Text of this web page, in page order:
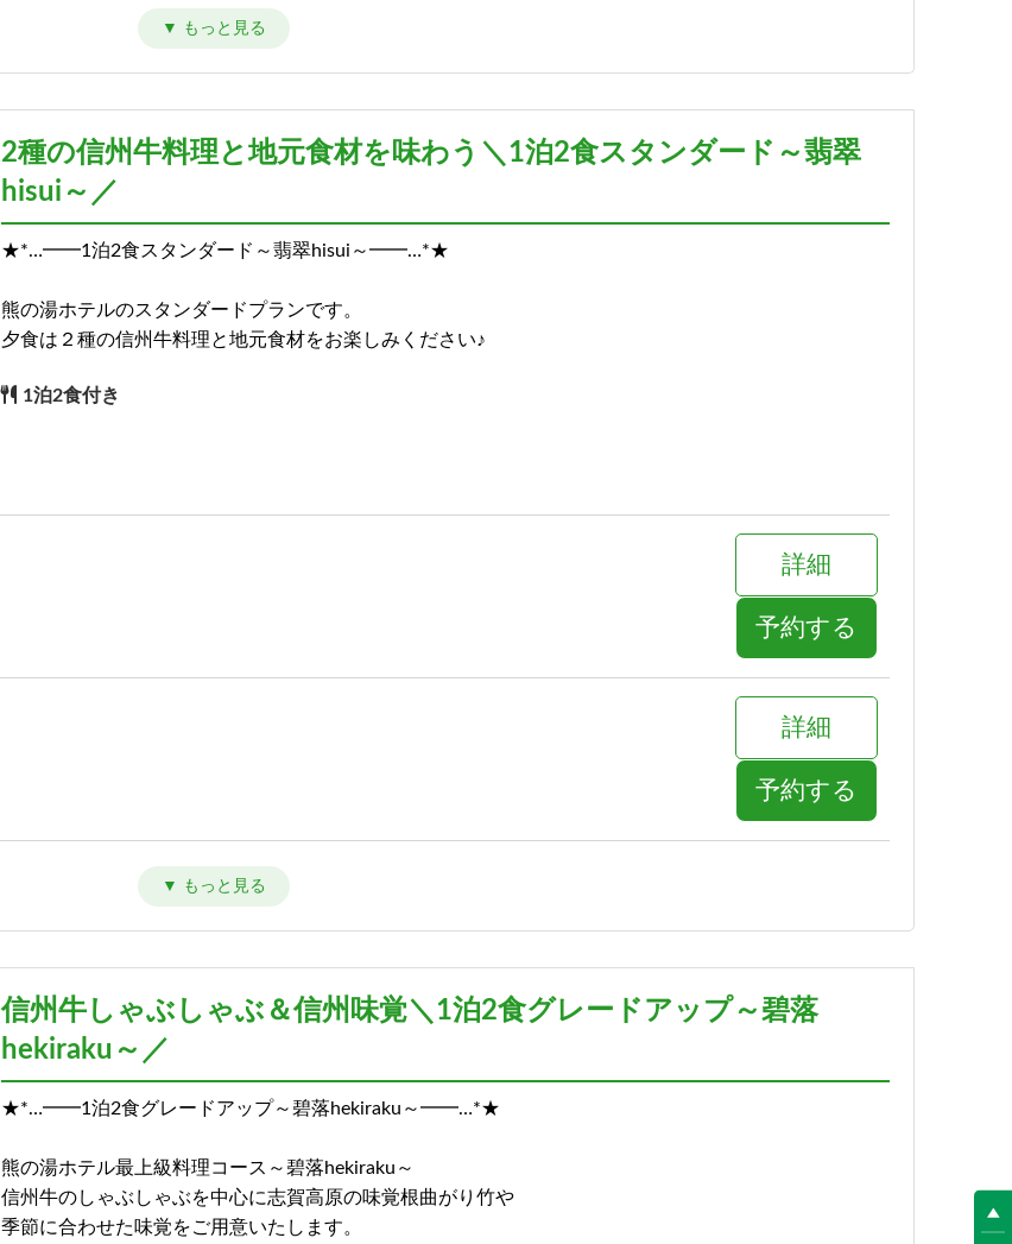
2種の信州牛料理と地元食材を味わう＼1泊2食スタンダード～翡翠
hisui～／
★*…━━1泊2食スタンダード～翡翠hisui～━━…*★
熊の湯ホテルのスタンダードプランです。
夕食は２種の信州牛料理と地元食材をお楽しみください♪
1泊2食付き
詳細
予約する
詳細
予約する
信州牛しゃぶしゃぶ＆信州味覚＼1泊2食グレードアップ～碧落
hekiraku～／
★*…━━1泊2食グレードアップ～碧落hekiraku～━━…*★
熊の湯ホテル最上級料理コース～碧落hekiraku～
信州牛のしゃぶしゃぶを中心に志賀高原の味覚根曲がり竹や
季節に合わせた味覚をご用意いたします。